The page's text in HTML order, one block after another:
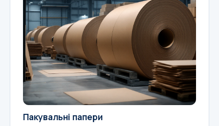
Пакувальні папери